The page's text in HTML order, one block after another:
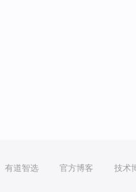
有道智选 官方博客 技术